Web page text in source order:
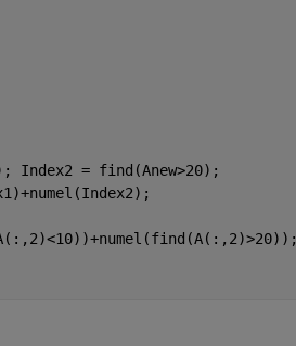
Index2 = find(Anew>20);